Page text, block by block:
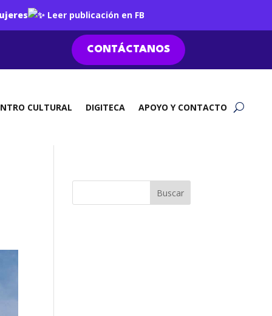
Leer publicación en FB
CONTÁCTANOS
CULTURAL DIGITECA APOYO Y CONTACTO